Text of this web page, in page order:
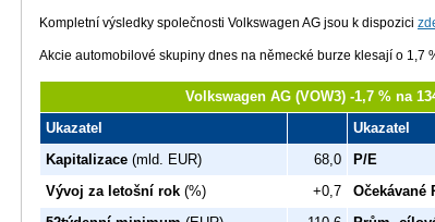
Kompletní výsledky společnosti Volkswagen AG jsou k dispozici
Akcie automobilové skupiny dnes na německé burze klesají o 1,7
Volkswagen AG (VOW3) -1,7 % na
Ukazatel
Ukazatel
Kapitalizace (mld. EUR) 68,0 P/E
Vývoj za letošní rok (%) +0,7 Očekávané